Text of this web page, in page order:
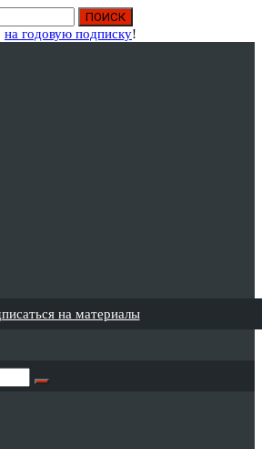
на годовую подписку!
на материалы